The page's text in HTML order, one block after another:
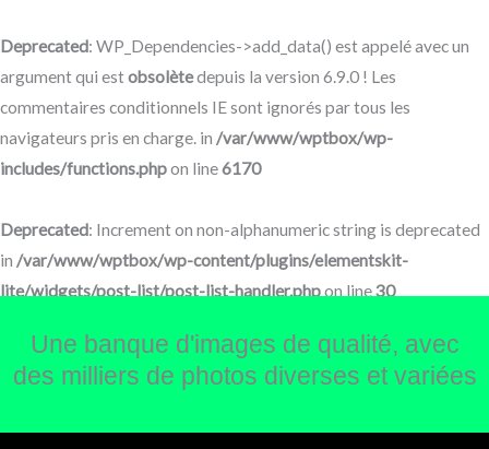
Deprecated: WP_Dependencies->add_data() est appelé avec un
argument qui estobsolètedepuis la version 6.9.0 ! Les
commentaires conditionnels IE sont ignorés par tous les
navigateurs pris en charge. in /var/www/wptbox/wp-
includes/functions.phpon line6170
Deprecated: Increment on non-alphanumeric string is deprecated
in /var/www/wptbox/wp-content/plugins/elementskit-
lite/widgets/post-list/post-list-handler.phpon line30
au
contenu
Une banque d'images de qualité, avec
des milliers de photos diverses et variées